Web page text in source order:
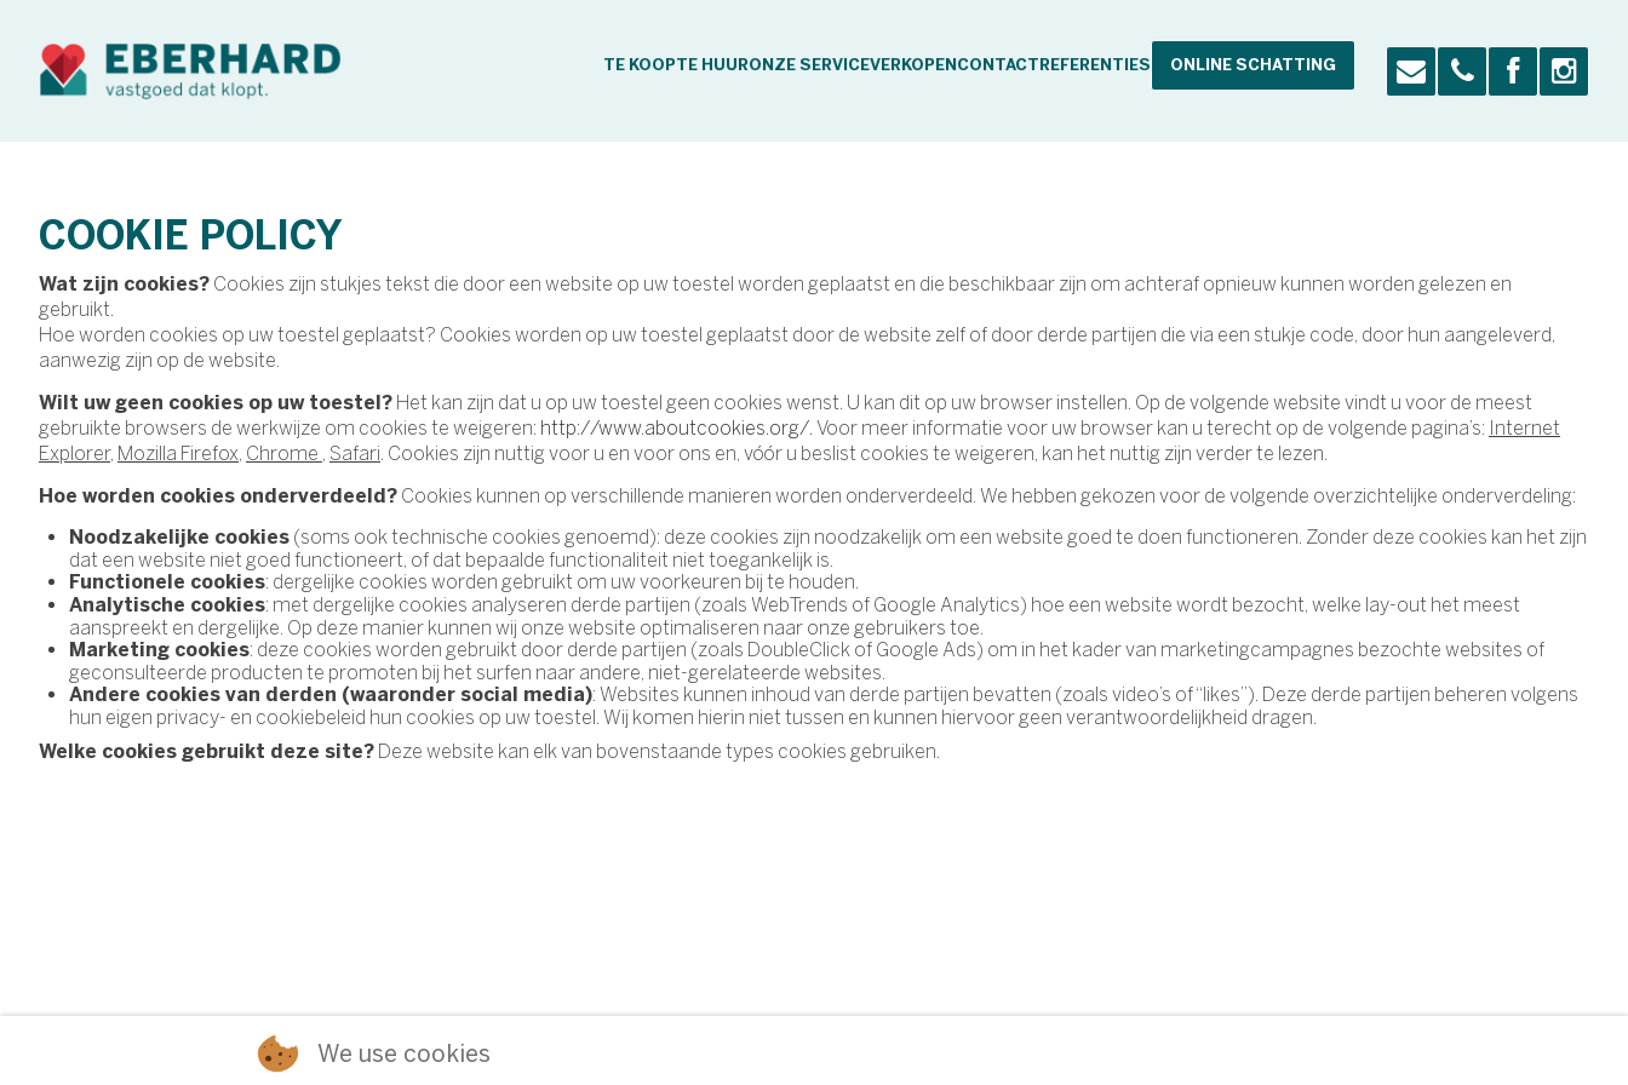
TE KOOPTE HUURONZE SERVICEVERKOPEN CONTACT REFERENTIES ONLINE SCHATTING
COOKIE POLICY
Wat zijn cookies? Cookies zijn stukjes tekst die door een website op uw toestel worden geplaatst en die beschikbaar zijn om achteraf opnieuw kunnen worden gelezen en
gebruikt.
Hoe worden cookies op uw toestel geplaatst? Cookies worden op uw toestel geplaatst door de website zelf of door derde partijen die via een stukje code, door hun aangeleverd,
aanwezig zijn op de website.
Wilt uw geen cookies op uw toestel? Het kan zijn dat u op uw toestel geen cookies wenst. U kan dit op uw browser instellen. Op de volgende website vindt u voor de meest
gebruikte browsers de werkwijze om cookies te weigeren: http://www.aboutcookies.org/. Voor meer informatie voor uw browser kan u terecht op de volgende pagina’s: Internet
Explorer, Mozilla Firefox Chrome Safari . Cookies zijn nuttig voor u en voor ons en, vóór u beslist cookies te weigeren, kan het nuttig zijn verder te lezen.
Hoe worden cookies onderverdeeld? Cookies kunnen op verschillende manieren worden onderverdeeld. We hebben gekozen voor de volgende overzichtelijke onderverdeling:
Noodzakelijke cookies (soms ook technische cookies genoemd): deze cookies zijn noodzakelijk om een website goed te doen functioneren. Zonder deze cookies kan het zijn
dat een website niet goed functioneert, of dat bepaalde functionaliteit niet toegankelijk is.
Functionele cookies: dergelijke cookies worden gebruikt om uw voorkeuren bij te houden.
Analytische cookies: met dergelijke cookies analyseren derde partijen (zoals WebTrends of Google Analytics) hoe een website wordt bezocht, welke lay-out het meest
aanspreekt en dergelijke. Op deze manier kunnen wij onze website optimaliseren naar onze gebruikers toe.
Marketing cookies: deze cookies worden gebruikt door derde partijen (zoals DoubleClick of Google Ads) om in het kader van marketingcampagnes bezochte websites of
geconsulteerde producten te promoten bij het surfen naar andere, niet-gerelateerde websites.
Andere cookies van derden (waaronder social media): Websites kunnen inhoud van derde partijen bevatten (zoals video’s of “likes”). Deze derde partijen beheren volgens
hun eigen privacy- en cookiebeleid hun cookies op uw toestel. Wij komen hierin niet tussen en kunnen hiervoor geen verantwoordelijkheid dragen.
Welke cookies gebruikt deze site? Deze website kan elk van bovenstaande types cookies gebruiken.
We use cookies